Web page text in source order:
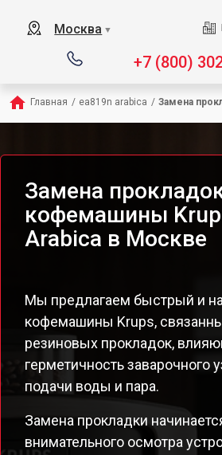
Москва ▼
+7 (800)
Главная / ea819n arabica / Замена
Замена
кофемашины
Arabica в Москве
Мы предлагаем быстрый и
кофемашины Krups,
резиновых прокладок,
герметичность заварочного
подачи воды и пара.
Замена прокладки
внимательного осмотра